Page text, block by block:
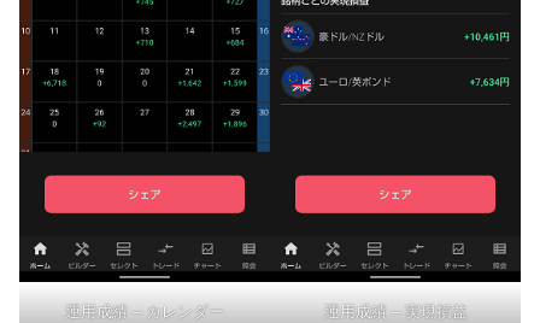
運用成績 – カレンダー 運用成績 – 実現損益